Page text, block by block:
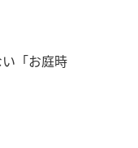
「お庭時